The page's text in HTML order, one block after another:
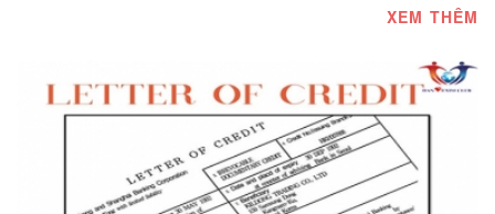
XEM THÊM